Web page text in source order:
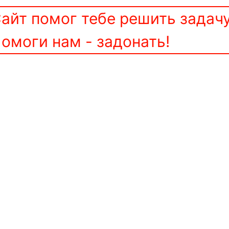
помог тебе решить
нам - задонать!